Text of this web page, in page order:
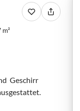
m²
Geschirr